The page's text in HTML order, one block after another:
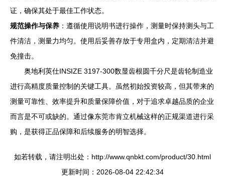
证，确保其处于最佳工作状态。
规范操作与保养 ：遵循使用说明书进行操作，测量时保持测头与工
件清洁，测量力均匀。使用后妥善存放于专用盒内，定期清洁并避
免撞击。
奥地利英仕INSIZE 3197-300数显齿根圆千分尺是齿轮制造业
进行高精度质量控制的关键工具。虽然初始投资较高，但其带来的
测量可靠性、效率提升和质量保障价值，对于追求卓越品质的企业
而言是不可或缺的。通过像东莞市肯立机械这样的正规渠道进行采
购，是获得正品保障和后续服务的明智选择。
如若转载，请注明出处：http://www.qnbkt.com/product/30.html
更新时间：2026-08-04 22:42:34